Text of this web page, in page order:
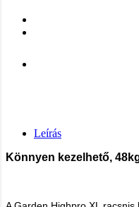
Leírás
Könnyen kezelhető,